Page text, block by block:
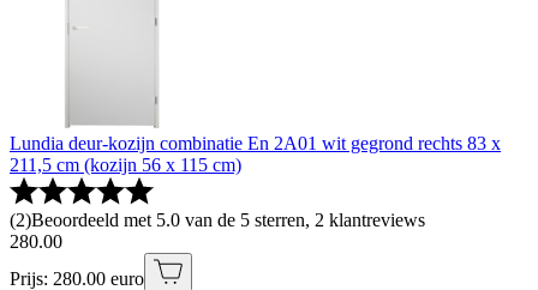
Lundia deur-kozijn combinatie En 2A01 wit gegrond rechts 83 x
211,5 cm (kozijn 56 x 115 cm)
(2)Beoordeeld met 5.0 van de 5 sterren, 2 klantreviews
280.00
Prijs: 280.00 euro